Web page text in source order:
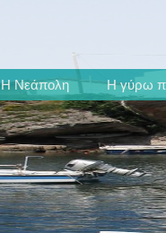
Η Νεάπολη Η γύρω